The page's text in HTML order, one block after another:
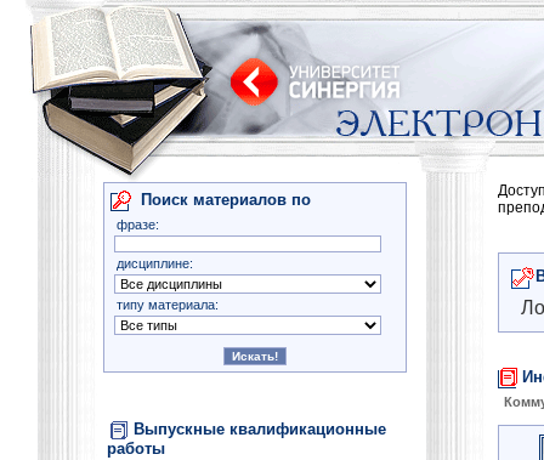
Поиск материалов по
фразе:
дисциплине:
типу материала:
Выпускные квалификационные
работы